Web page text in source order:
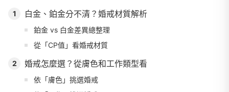
1 白金、鉑金分不清？婚戒材質解析
鉑金 vs 白金差異總整理
從「CP值」看婚戒材質
2 婚戒怎麼選？從膚色和工作類型看
依「膚色」挑選婚戒